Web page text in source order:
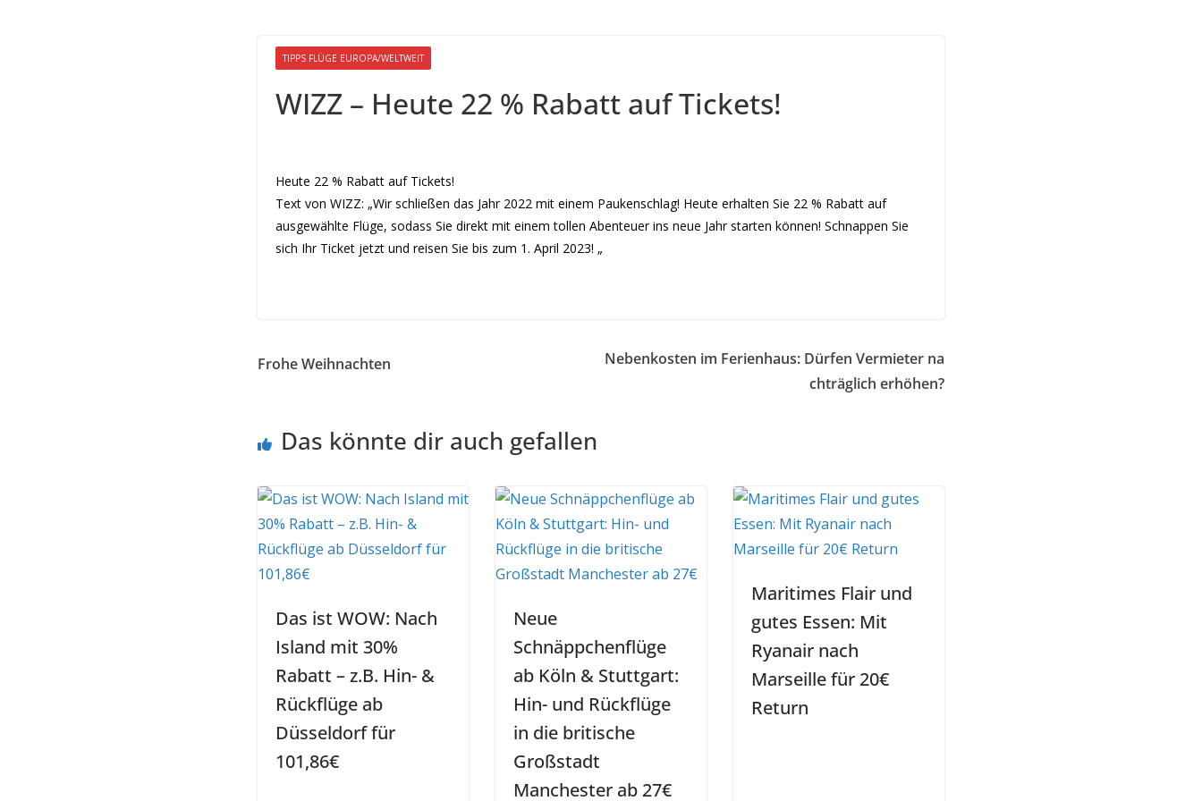
TIPPS FLÜGE EUROPA/WELTWEIT
WIZZ – Heute 22 % Rabatt auf Tickets!
Heute 22 % Rabatt auf Tickets!
Text von WIZZ: „Wir schließen das Jahr 2022 mit einem Paukenschlag! Heute erhalten Sie 22 % Rabatt auf
ausgewählte Flüge, sodass Sie direkt mit einem tollen Abenteuer ins neue Jahr starten können! Schnappen Sie
sich Ihr Ticket jetzt und reisen Sie bis zum 1. April 2023! „
Frohe Weihnachten
Nebenkosten im Ferienhaus: Dürfen Vermieter na
chträglich erhöhen?
Das könnte dir auch gefallen
Das ist WOW: Nach
Island mit 30%
Rabatt – z.B. Hin- &
Rückflüge ab
Düsseldorf für
101,86€
Neue
Schnäppchenflüge
ab Köln & Stuttgart:
Hin- und Rückflüge
in die britische
Großstadt
Manchester ab 27€
Maritimes Flair und
gutes Essen: Mit
Ryanair nach
Marseille für 20€
Return